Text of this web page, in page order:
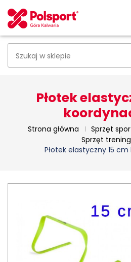
Płotek
Strona główna Sprzęt
Sprzęt
Płotek elastyczny 15